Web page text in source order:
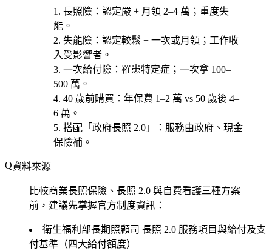
長照險 ：認定嚴 + 月領 2–4 萬；重度失
能。
失能險 ：認定較鬆 + 一次或月領；工作收
入受影響者。
一次給付險 ：罹患特定症；一次拿 100–
500 萬。
40 歲前購買 ：年保費 1–2 萬 vs 50 歲後 4–
6 萬。
搭配「政府長照 2.0」
：服務由政府、現金
保險補。
資料來源
比較商業長照保險、長照 2.0 與自費看護三種方案
前，建議先掌握官方制度資訊：
衛生福利部長期照顧司 長照 2.0 服務項目與給付及支
付基準（四大給付額度）